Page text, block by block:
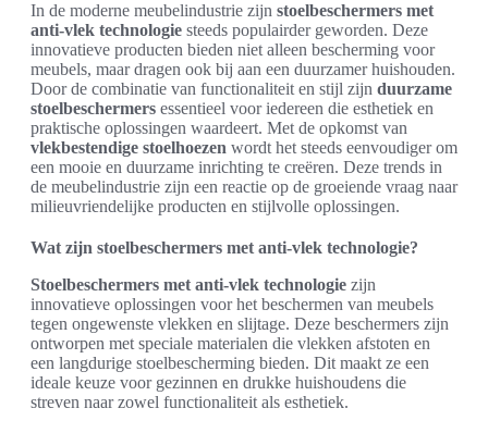
In de moderne meubelindustrie zijn stoelbeschermers met
anti-vlek technologie steeds populairder geworden. Deze
innovatieve producten bieden niet alleen bescherming voor
meubels, maar dragen ook bij aan een duurzamer huishouden.
Door de combinatie van functionaliteit en stijl zijn duurzame
stoelbeschermers essentieel voor iedereen die esthetiek en
praktische oplossingen waardeert. Met de opkomst van
vlekbestendige stoelhoezen wordt het steeds eenvoudiger om
een mooie en duurzame inrichting te creëren. Deze trends in
de meubelindustrie zijn een reactie op de groeiende vraag naar
milieuvriendelijke producten en stijlvolle oplossingen.
Wat zijn stoelbeschermers met anti-vlek technologie?
Stoelbeschermers met anti-vlek technologie zijn
innovatieve oplossingen voor het beschermen van meubels
tegen ongewenste vlekken en slijtage. Deze beschermers zijn
ontworpen met speciale materialen die vlekken afstoten en
een langdurige stoelbescherming bieden. Dit maakt ze een
ideale keuze voor gezinnen en drukke huishoudens die
streven naar zowel functionaliteit als esthetiek.